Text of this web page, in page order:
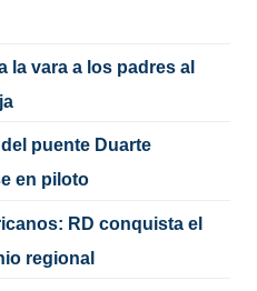
la vara a los padres al
puente Duarte
en piloto
RD conquista el
regional